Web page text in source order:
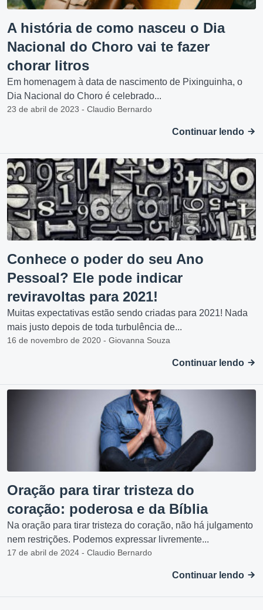
A história de como nasceu o Dia
Nacional do Choro vai te fazer
chorar litros
Em homenagem à data de nascimento de Pixinguinha, o
Dia Nacional do Choro é celebrado...
23 de abril de 2023 - Claudio Bernardo
Continuar lendo
Conhece o poder do seu Ano
Pessoal? Ele pode indicar
reviravoltas para 2021!
Muitas expectativas estão sendo criadas para 2021! Nada
mais justo depois de toda turbulência de...
16 de novembro de 2020 - Giovanna Souza
Continuar lendo
Oração para tirar tristeza do
coração: poderosa e da Bíblia
Na oração para tirar tristeza do coração, não há julgamento
nem restrições. Podemos expressar livremente...
17 de abril de 2024 - Claudio Bernardo
Continuar lendo